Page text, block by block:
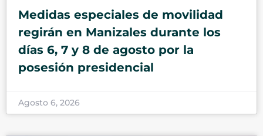
Medidas especiales de movilidad
regirán en Manizales durante los
días 6, 7 y 8 de agosto por la
posesión presidencial
Agosto 6, 2026